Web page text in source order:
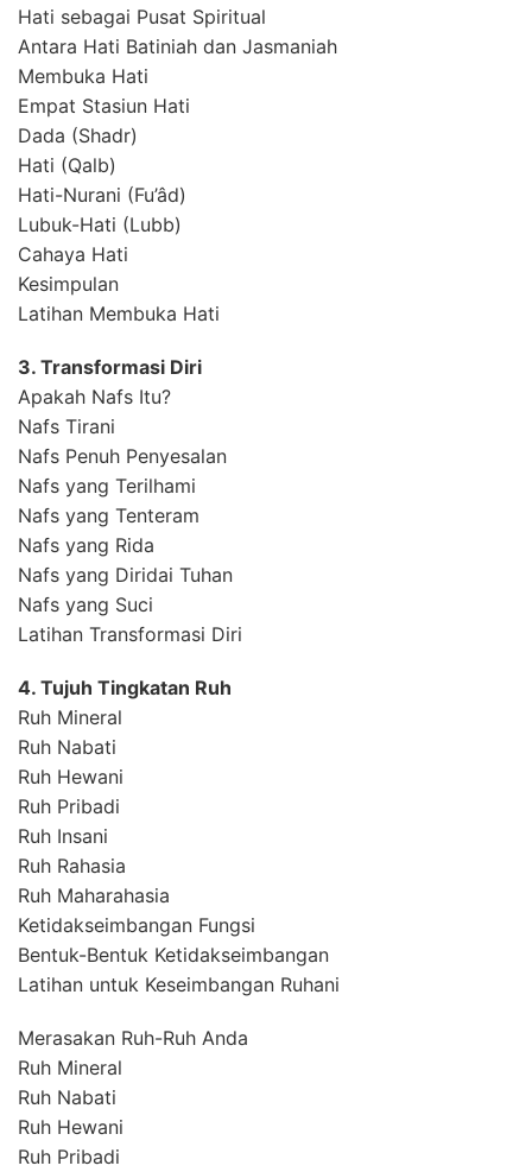
Hati sebagai Pusat Spiritual
Antara Hati Batiniah dan Jasmaniah
Membuka Hati
Empat Stasiun Hati
Dada (Shadr)
Hati (Qalb)
Hati-Nurani (Fu’âd)
Lubuk-Hati (Lubb)
Cahaya Hati
Kesimpulan
Latihan Membuka Hati
3. Transformasi Diri
Apakah Nafs Itu?
Nafs Tirani
Nafs Penuh Penyesalan
Nafs yang Terilhami
Nafs yang Tenteram
Nafs yang Rida
Nafs yang Diridai Tuhan
Nafs yang Suci
Latihan Transformasi Diri
4. Tujuh Tingkatan Ruh
Ruh Mineral
Ruh Nabati
Ruh Hewani
Ruh Pribadi
Ruh Insani
Ruh Rahasia
Ruh Maharahasia
Ketidakseimbangan Fungsi
Bentuk-Bentuk Ketidakseimbangan
Latihan untuk Keseimbangan Ruhani
Merasakan Ruh-Ruh Anda
Ruh Mineral
Ruh Nabati
Ruh Hewani
Ruh Pribadi